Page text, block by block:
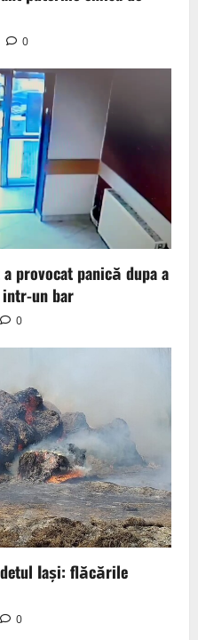
0
provocat panică dupa a
un bar
0
Iași: flăcările
0